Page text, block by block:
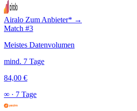
Airalo Zum Anbieter* →
Match #3
Meistes Datenvolumen
mind. 7 Tage
84,00 €
∞ · 7 Tage